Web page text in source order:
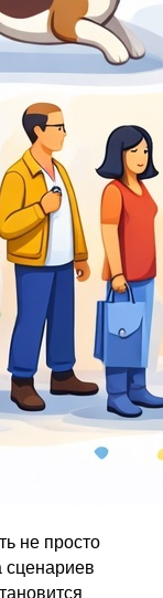
не просто
сценариев